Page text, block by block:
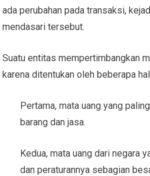
ada perubahan pada transaksi,
mendasari tersebut.
Suatu entitas mempertimbangkan
karena ditentukan oleh beberapa
Pertama, mata uang yang
barang dan jasa.
Kedua, mata uang dari negara
dan peraturannya sebagian